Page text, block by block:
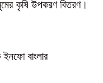
কৃষি উপকরণ বিতরণ।
বাংলার